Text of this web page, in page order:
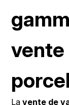
vente
Lavente de